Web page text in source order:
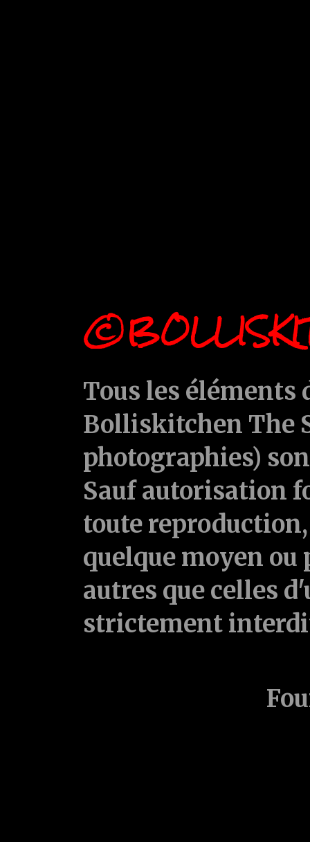
Tous les
Bolliskitchen The
photographies)
Sauf autorisation
toute
quelque moyen ou
autres que celles
strictement